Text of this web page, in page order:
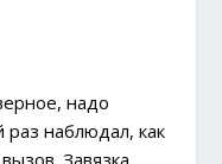
надо
раз наблюдал, как
Завязка